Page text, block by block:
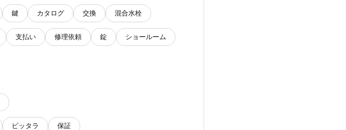
鍵 カタログ 交換 混合水栓
支払い 修理依頼 錠 ショールーム
ピッタラ 保証